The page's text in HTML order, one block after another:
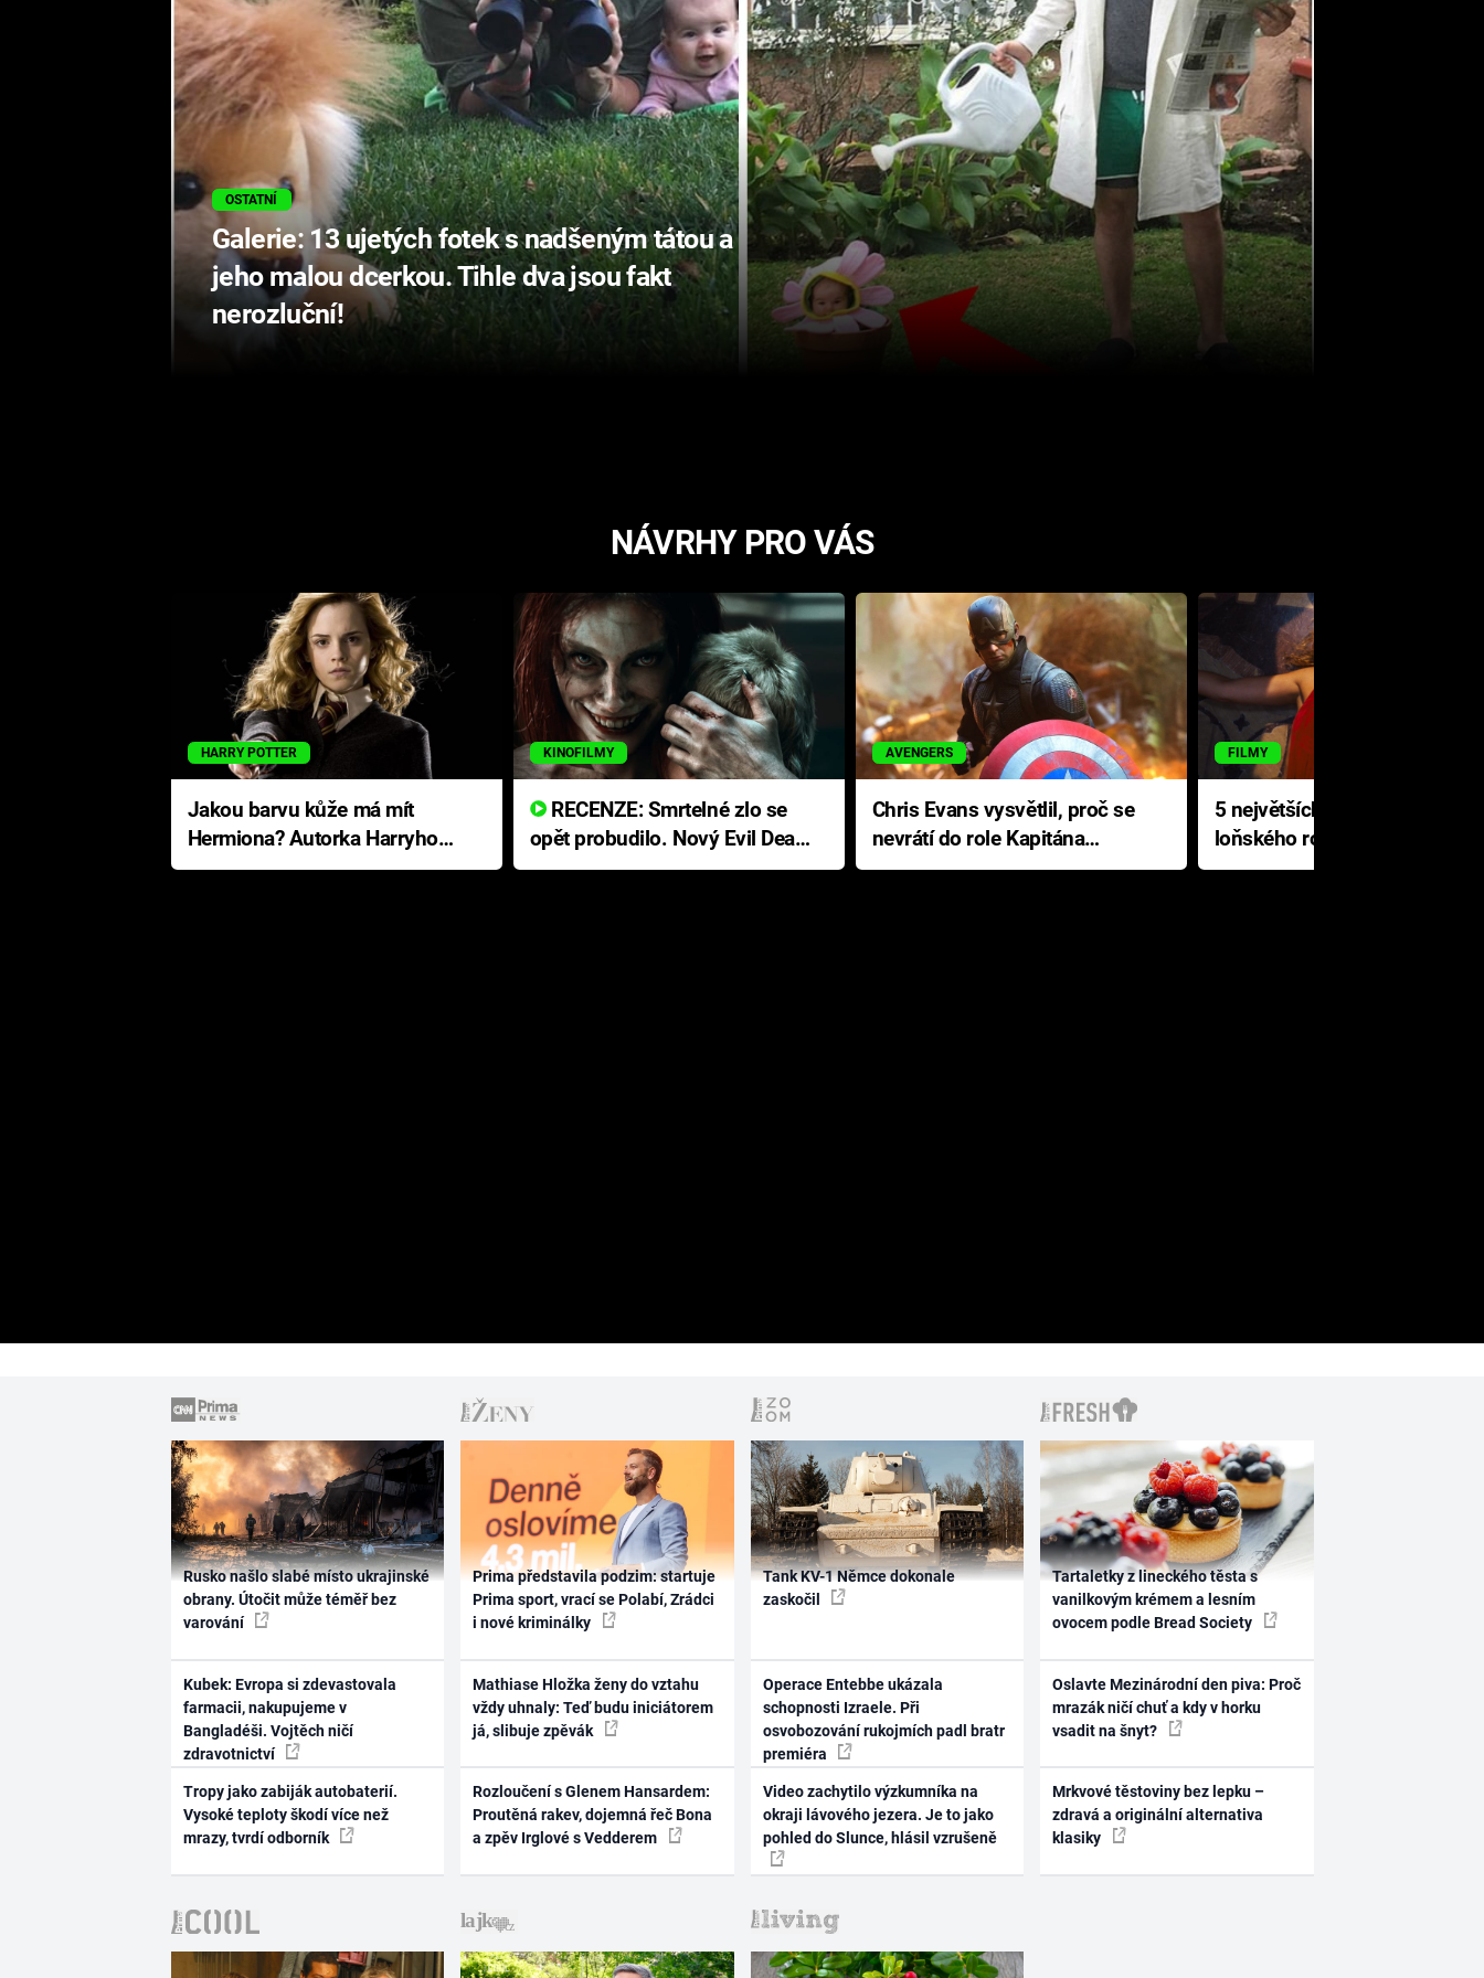
OSTATNÍ
Galerie: 13 ujetých fotek s nadšeným tátou a
jeho malou dcerkou. Tihle dva jsou fakt
nerozluční!
NÁVRHY PRO VÁS
HARRY POTTER
Jakou barvu kůže má mít
Hermiona? Autorka Harryho
Pottera přišla s ráznou
KINOFILMY
RECENZE: Smrtelné zlo se
opět probudilo. Nový Evil Dead
přichází s neodolatelnou
AVENGERS
Chris Evans vysvětlil, proč se
nevrátí do role Kapitána
Ameriky
FILMY
5 největších propadáků
loňského roku: Disney na
jediné katastrofě prodělal 200
Rusko našlo slabé místo ukrajinské
obrany. Útočit může téměř bez
varování
Kubek: Evropa si zdevastovala
farmacii, nakupujeme v
Bangladéši. Vojtěch ničí
zdravotnictví
Tropy jako zabiják autobaterií.
Vysoké teploty škodí více než
mrazy, tvrdí odborník
Prima představila podzim: startuje
Prima sport, vrací se Polabí, Zrádci
i nové kriminálky
Mathiase Hložka ženy do vztahu
vždy uhnaly: Teď budu iniciátorem
já, slibuje zpěvák
Rozloučení s Glenem Hansardem:
Proutěná rakev, dojemná řeč Bona
a zpěv Irglové s Vedderem
Tank KV-1 Němce dokonale
zaskočil
Operace Entebbe ukázala
schopnosti Izraele. Při
osvobozování rukojmích padl bratr
premiéra
Video zachytilo výzkumníka na
okraji lávového jezera. Je to jako
pohled do Slunce, hlásil vzrušeně
Tartaletky z lineckého těsta s
vanilkovým krémem a lesním
ovocem podle Bread Society
Oslavte Mezinárodní den piva: Proč
mrazák ničí chuť a kdy v horku
vsadit na šnyt?
Mrkvové těstoviny bez lepku –
zdravá a originální alternativa
klasiky